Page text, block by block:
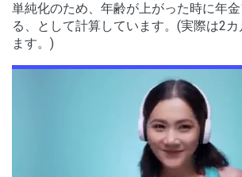
単純化のため、年齢が上がった時に年
る、として計算しています。(実際は2
ます。)